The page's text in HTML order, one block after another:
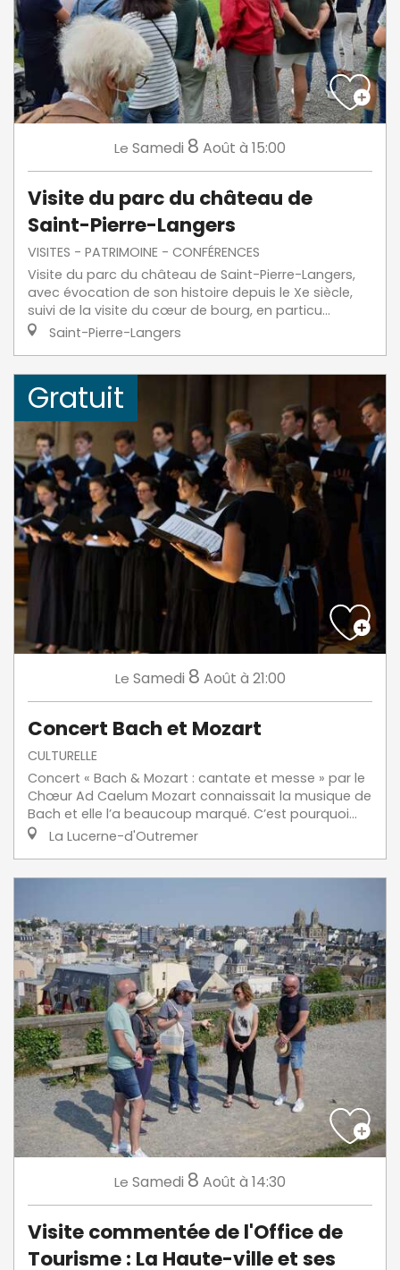
Le Samedi 8 Août à 15:00
Visite du parc du château de
Saint-Pierre-Langers
VISITES - PATRIMOINE - CONFÉRENCES
Visite du parc du château de Saint-Pierre-Langers,
avec évocation de son histoire depuis le Xe siècle,
suivi de la visite du cœur de bourg, en particu...
Saint-Pierre-Langers
Gratuit
Le Samedi 8 Août à 21:00
Concert Bach et Mozart
CULTURELLE
Concert « Bach & Mozart : cantate et messe » par le
Chœur Ad Caelum Mozart connaissait la musique de
Bach et elle l’a beaucoup marqué. C’est pourquoi...
La Lucerne-d'Outremer
Le Samedi 8 Août à 14:30
Visite commentée de l'Office de
Tourisme : La Haute-ville et ses